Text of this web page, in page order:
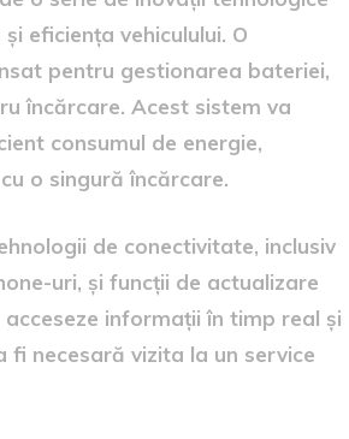
eficiența vehiculului. O
pentru gestionarea bateriei,
încărcare. Acest sistem va
consumul de energie,
o singură încărcare.
de conectivitate, inclusiv
uri, și funcții de actualizare
informații în timp real și
necesară vizita la un service